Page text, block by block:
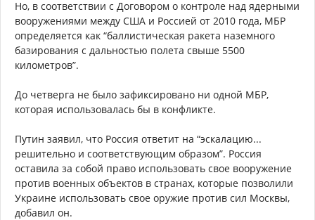
Но, в соответствии с Договором о контроле над ядерными
вооружениями между США и Россией от 2010 года, МБР
определяется как “баллистическая ракета наземного
базирования с дальностью полета свыше 5500
километров”.
До четверга не было зафиксировано ни одной МБР,
которая использовалась бы в конфликте.
Путин заявил, что Россия ответит на “эскалацию...
решительно и соответствующим образом”. Россия
оставила за собой право использовать свое вооружение
против военных объектов в странах, которые позволили
Украине использовать свое оружие против сил Москвы,
добавил он.